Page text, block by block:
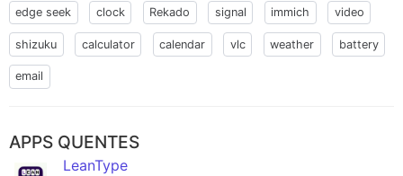
edge seek clock Rekado signal immich video
shizuku calculator calendar vlc weather battery
email
APPS QUENTES
LeanType